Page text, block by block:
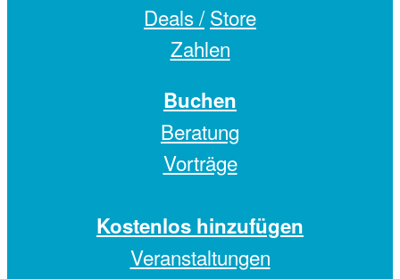
Deals / Store
Zahlen
Buchen
Beratung
Vorträge
Kostenlos hinzufügen
Veranstaltungen